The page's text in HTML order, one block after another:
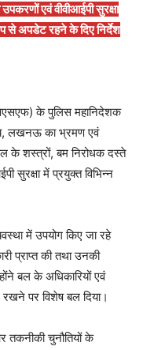
एवं वीवीआईपी सुरक्षा
से अपडेट रहने के दिए निर्देश
के पुलिस महानिदेशक
लखनऊ का भ्रमण एवं
बल के शस्त्रों, बम निरोधक दस्ते
सुरक्षा में प्रयुक्त विभिन्न
में उपयोग किए जा रहे
प्राप्त की तथा उनकी
बल के अधिकारियों एवं
रखने पर विशेष बल दिया।
तकनीकी चुनौतियों के